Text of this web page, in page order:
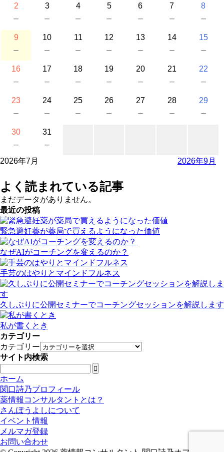
2
－
3
－
4
－
5
－
6
－
7
－
8
－
9
－
10
－
11
－
12
－
13
－
14
－
15
－
16
－
17
－
18
－
19
－
20
－
21
－
22
－
23
－
24
－
25
－
26
－
27
－
28
－
29
－
30
－
31
－
2026年7月 2026年9月
よく読まれている記事
まだデータがありません。
最近の投稿
緊急避妊薬が薬局で買えるようになった価値
なぜAIがコーチングを変えるのか？
手芸のはやりとマインドフルネス
久しぶりに公開セミナーでコーチングセッションを解説します
私が書くとき
カテゴリー
カテゴリー
サイト内検索

ホーム
関口詩乃プロフィール
薬情報コンサルタントとは？
さんぽうよしについて
イベント情報
メルマガ登録
お問い合わせ